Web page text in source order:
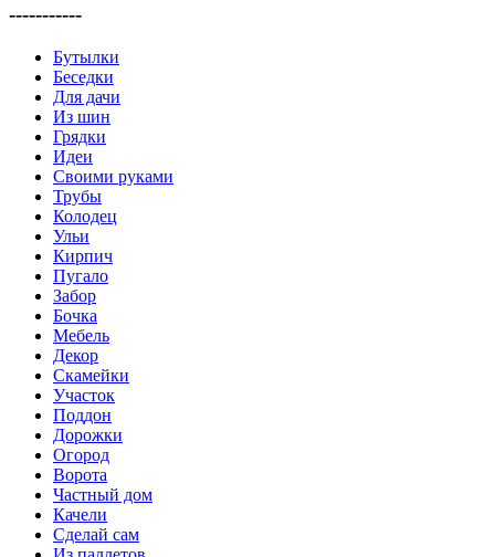
-----------
Бутылки
Беседки
Для дачи
Из шин
Грядки
Идеи
Своими руками
Трубы
Колодец
Ульи
Кирпич
Пугало
Забор
Бочка
Мебель
Декор
Скамейки
Участок
Поддон
Дорожки
Огород
Ворота
Частный дом
Качели
Сделай сам